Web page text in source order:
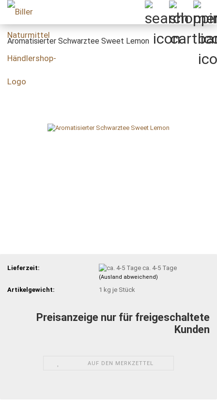
Aromatisierter Schwarztee Sweet Lemon
Lieferzeit: ca. 4-5 Tage
(Ausland abweichend)
Artikelgewicht: 1 kg je Stück
Preisanzeige nur für freigeschaltete
Kunden
AUF DEN MERKZETTEL